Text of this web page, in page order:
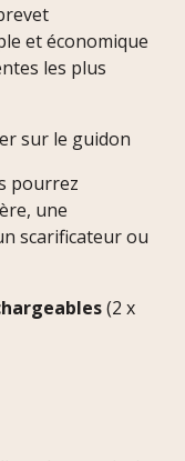
et économique
les plus
sur le guidon
pourrez
une
scarificateur ou
(2 x